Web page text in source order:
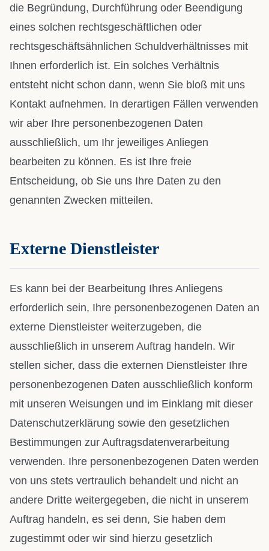
die Begründung, Durchführung oder Beendigung
eines solchen rechtsgeschäftlichen oder
rechtsgeschäftsähnlichen Schuldverhältnisses mit
Ihnen erforderlich ist. Ein solches Verhältnis
entsteht nicht schon dann, wenn Sie bloß mit uns
Kontakt aufnehmen. In derartigen Fällen verwenden
wir aber Ihre personenbezogenen Daten
ausschließlich, um Ihr jeweiliges Anliegen
bearbeiten zu können. Es ist Ihre freie
Entscheidung, ob Sie uns Ihre Daten zu den
genannten Zwecken mitteilen.
Externe Dienstleister
Es kann bei der Bearbeitung Ihres Anliegens
erforderlich sein, Ihre personenbezogenen Daten an
externe Dienstleister weiterzugeben, die
ausschließlich in unserem Auftrag handeln. Wir
stellen sicher, dass die externen Dienstleister Ihre
personenbezogenen Daten ausschließlich konform
mit unseren Weisungen und im Einklang mit dieser
Datenschutzerklärung sowie den gesetzlichen
Bestimmungen zur Auftragsdatenverarbeitung
verwenden. Ihre personenbezogenen Daten werden
von uns stets vertraulich behandelt und nicht an
andere Dritte weitergegeben, die nicht in unserem
Auftrag handeln, es sei denn, Sie haben dem
zugestimmt oder wir sind hierzu gesetzlich